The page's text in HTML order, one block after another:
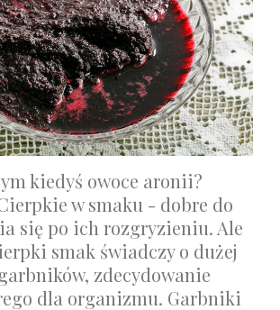
kiedyś owoce aronii?
w smaku - dobre do
się po ich rozgryzieniu. Ale
smak świadczy o dużej
zdecydowanie
dla organizmu. Garbniki